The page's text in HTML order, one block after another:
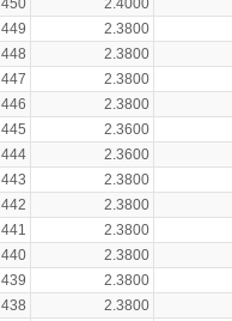
450 2.4000
449 2.3800
448 2.3800
447 2.3800
446 2.3800
445 2.3600
444 2.3600
443 2.3800
442 2.3800
441 2.3800
440 2.3800
439 2.3800
438 2.3800